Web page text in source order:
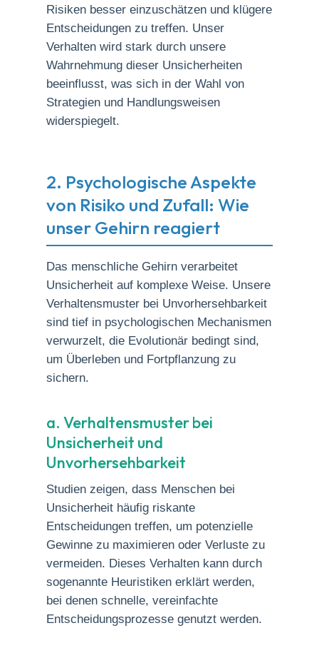
Risiken besser einzuschätzen und klügere
Entscheidungen zu treffen. Unser
Verhalten wird stark durch unsere
Wahrnehmung dieser Unsicherheiten
beeinflusst, was sich in der Wahl von
Strategien und Handlungsweisen
widerspiegelt.
2. Psychologische Aspekte
von Risiko und Zufall: Wie
unser Gehirn reagiert
Das menschliche Gehirn verarbeitet
Unsicherheit auf komplexe Weise. Unsere
Verhaltensmuster bei Unvorhersehbarkeit
sind tief in psychologischen Mechanismen
verwurzelt, die Evolutionär bedingt sind,
um Überleben und Fortpflanzung zu
sichern.
a. Verhaltensmuster bei
Unsicherheit und
Unvorhersehbarkeit
Studien zeigen, dass Menschen bei
Unsicherheit häufig riskante
Entscheidungen treffen, um potenzielle
Gewinne zu maximieren oder Verluste zu
vermeiden. Dieses Verhalten kann durch
sogenannte Heuristiken erklärt werden,
bei denen schnelle, vereinfachte
Entscheidungsprozesse genutzt werden.